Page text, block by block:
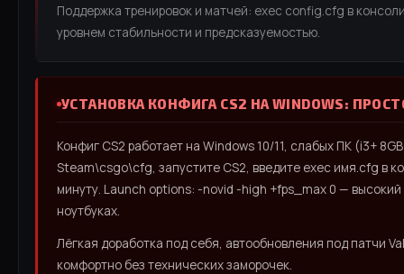
Поддержка тренировок и матчей: exec config.cfg в
уровнем стабильности и предсказуемостью.
УСТАНОВКА КОНФИГА CS2 НА WINDOWS:
Конфиг CS2 работает на Windows 10/11, слабых ПК (i3+
Steam\csgo\cfg, запустите CS2, введите exec имя.cfg в
минуту. Launch options: -novid -high +fps_max 0 — высокий
ноутбуках.
Лёгкая доработка под себя, автообновления под патчи
комфортно без технических заморочек.